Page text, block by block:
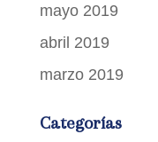
mayo 2019
abril 2019
marzo 2019
Categorías